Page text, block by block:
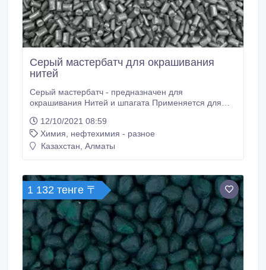
Серый мастербатч для окрашивания
нитей
Серый мастербатч - предназначен для
окрашивания Нитей и шпагата Применяется для
экструзии. Цветные суперконцентраты категории
«эксперт» превосходно распределяются в
полимере, обладают высокой яркостью и плотной
излучению и атмосферным воздействиям.
12/10/2021 08:59
Химия, нефтехимия - разное
Казахстан, Алматы
1 132 тенге 〒